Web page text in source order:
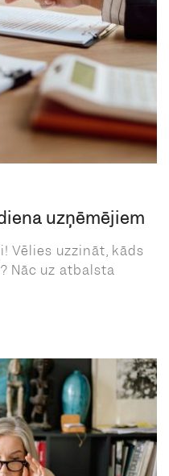
uzņēmējiem
Vēlies uzzināt, kāds
Nāc uz atbalsta